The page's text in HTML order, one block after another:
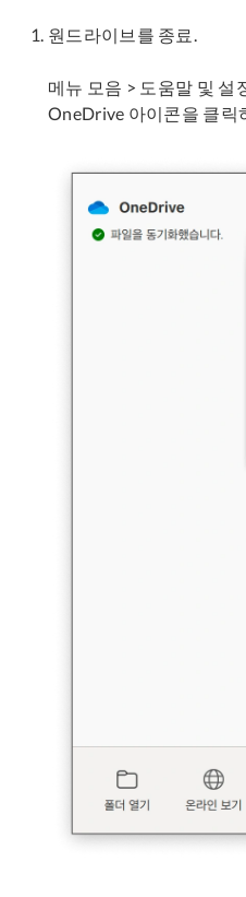
원드라이브를 종료.
메뉴 모음 > 도움말 및 설
OneDrive 아이콘을 클릭